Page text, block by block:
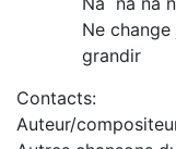
Ne
grandir
Contacts:
Auteur/